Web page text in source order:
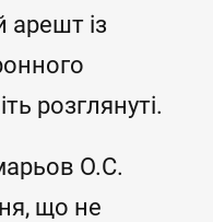
арешт із
розглянуті.
О.С.
що не